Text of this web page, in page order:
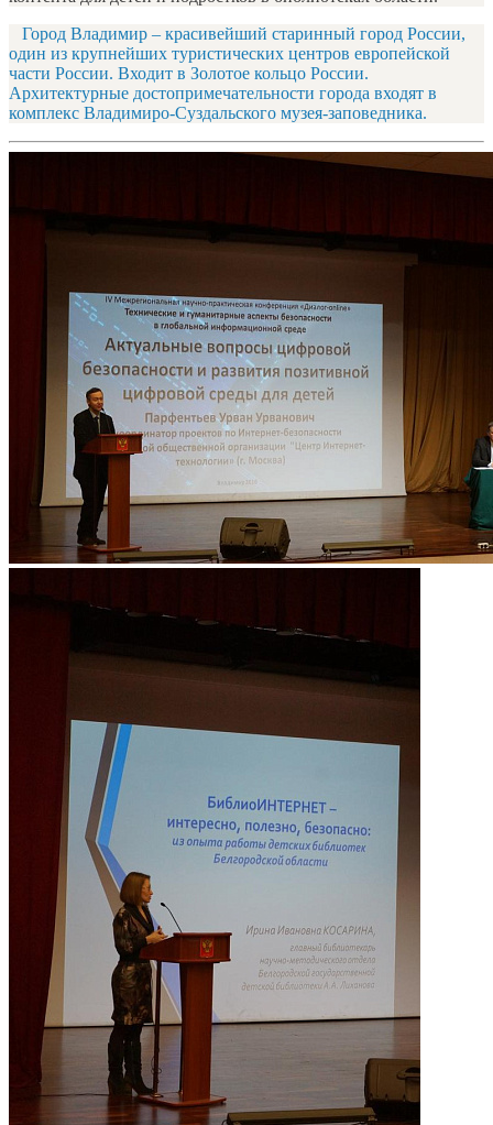
Город Владимир – красивейший старинный город России,
один из крупнейших туристических центров европейской
части России. Входит в Золотое кольцо России.
Архитектурные достопримечательности города входят в
комплекс Владимиро-Суздальского музея-заповедника.